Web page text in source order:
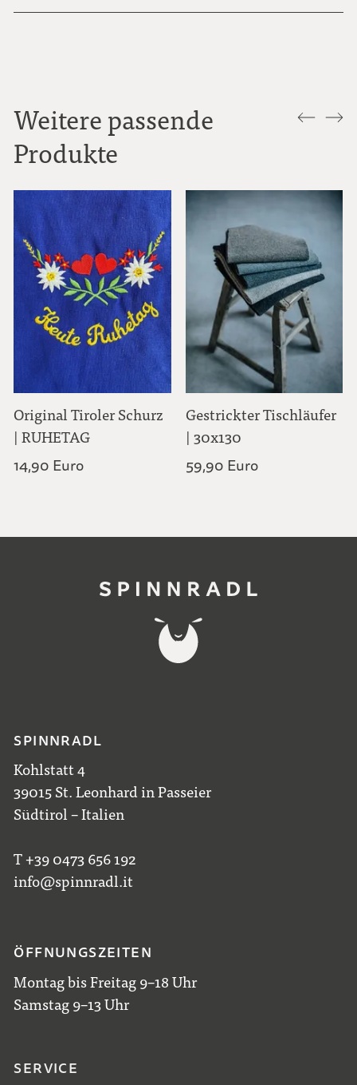
Weitere passende
Produkte
Original Tiroler Schurz
| RUHETAG
14,90 Euro
Gestrickter Tischläufer
| 30x130
59,90 Euro
SPINNRADL
Kohlstatt 4
39015 St. Leonhard in Passeier
Südtirol – Italien
T +39 0473 656 192
info@spinnradl.it
ÖFFNUNGSZEITEN
Montag bis Freitag 9–18 Uhr
Samstag 9–13 Uhr
SERVICE